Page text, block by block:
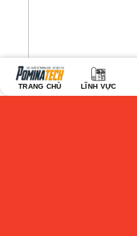
TRANG CHỦ LĨNH VỰC